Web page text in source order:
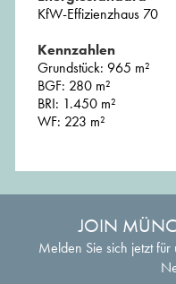
KfW-Effizienzhaus 70
Kennzahlen
Grundstück: 965 m²
BGF: 280 m²
BRI: 1.450 m²
WF: 223 m²
JOIN
Melden Sie sich jetzt